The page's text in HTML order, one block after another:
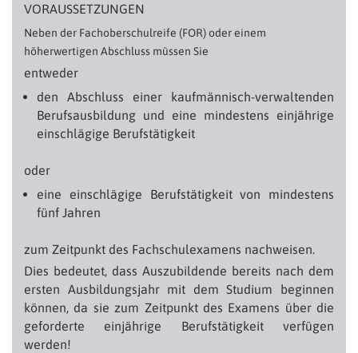
VORAUSSETZUNGEN
Neben der Fachoberschulreife (FOR) oder einem
höherwertigen Abschluss müssen Sie
entweder
den Abschluss einer kaufmännisch-verwaltenden
Berufsausbildung und eine mindestens einjährige
einschlägige Berufstätigkeit
oder
eine einschlägige Berufstätigkeit von mindestens
fünf Jahren
zum Zeitpunkt des Fachschulexamens nachweisen.
Dies bedeutet, dass Auszubildende bereits nach dem
ersten Ausbildungsjahr mit dem Studium beginnen
können, da sie zum Zeitpunkt des Examens über die
geforderte einjährige Berufstätigkeit verfügen
werden!